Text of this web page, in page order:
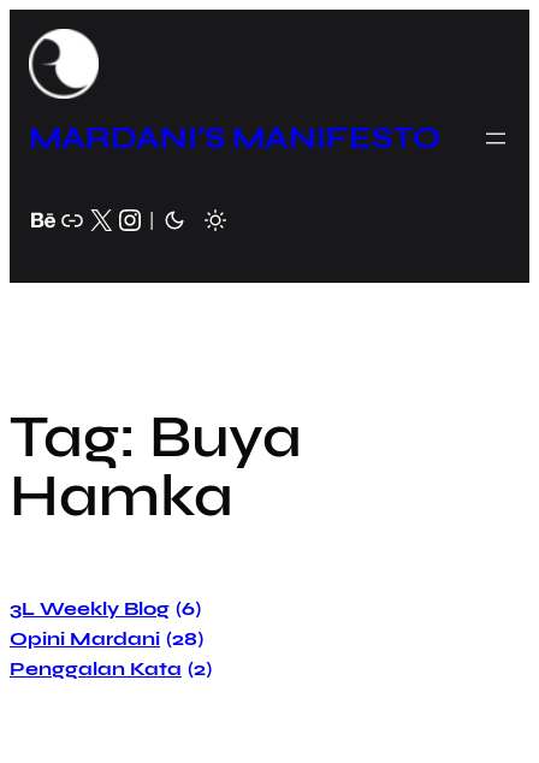
content
MARDANI’S MANIFESTO
Behance Link X Instagram
Tag: Buya
Hamka
3L Weekly Blog (6)
Opini Mardani (28)
Penggalan Kata (2)